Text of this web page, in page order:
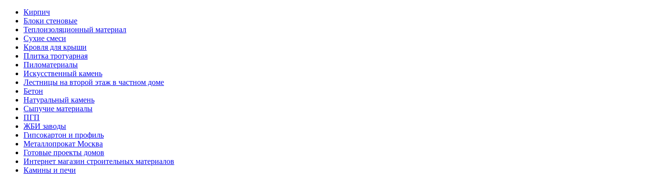
Кирпич
Блоки стеновые
Теплоизоляционный материал
Сухие смеси
Кровля для крыши
Плитка тротуарная
Пиломатериалы
Искусственный камень
Лестницы на второй этаж в частном доме
Бетон
Натуральный камень
Сыпучие материалы
ПГП
ЖБИ заводы
Гипсокартон и профиль
Металлопрокат Москва
Готовые проекты домов
Интернет магазин строительных материалов
Камины и печи